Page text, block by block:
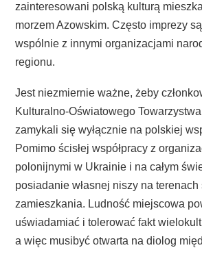
zainteresowani polską kulturą
morzem Azowskim. Często imprezy
wspólnie z innymi organizacjami
regionu.
Jest niezmiernie ważne, żeby
Kulturalno-Oświatowego
zamykali się wyłącznie na polskiej
Pomimo ścisłej współpracy z
polonijnymi w Ukrainie i na całym
posiadanie własnej niszy na terenach
zamieszkania. Ludność miejscowa
uświadamiać i tolerować fakt
a więc musibyć otwarta na diolog